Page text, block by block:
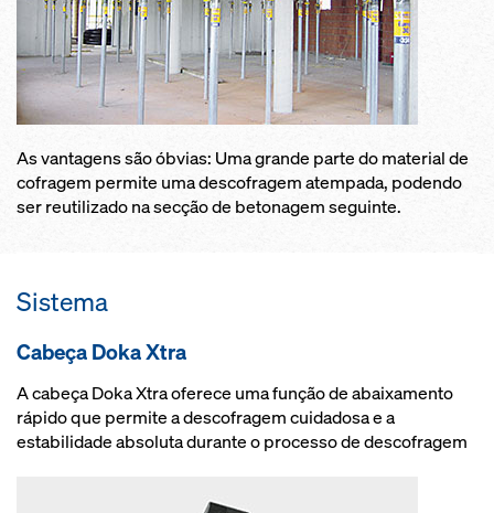
As vantagens são óbvias: Uma grande parte do material de
cofragem permite uma descofragem atempada, podendo
ser reutilizado na secção de betonagem seguinte.
Sistema
Cabeça Doka Xtra
A cabeça Doka Xtra oferece uma função de abaixamento
rápido que permite a descofragem cuidadosa e a
estabilidade absoluta durante o processo de descofragem